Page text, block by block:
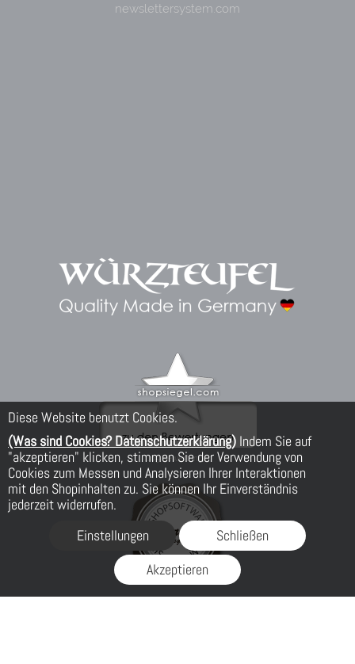
Diese Website benutzt Cookies.
(Was sind Cookies? Datenschutzerklärung) Indem Sie auf
"akzeptieren" klicken, stimmen Sie der Verwendung von
Cookies zum Messen und Analysieren Ihrer Interaktionen
mit den Shopinhalten zu. Sie können Ihr Einverständnis
jederzeit widerrufen.
Einstellungen
Schließen
Akzeptieren